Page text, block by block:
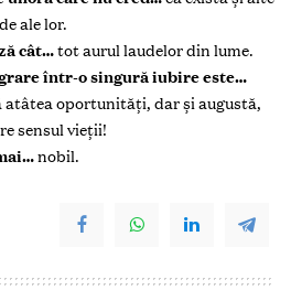
ale lor.
cât…tot aurul laudelor din lume.
într-o singură iubire este…
atâtea oportunităţi, dar şi augustă,
sensul vieţii!
nobil.